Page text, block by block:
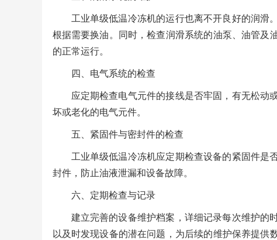
工业单级低温冷冻机的运行也离不开良好的润滑
根据需要换油。同时，检查润滑系统的油泵、油管及
的正常运行。
四、电气系统的检查
应定期检查电气元件的接线是否牢固，有无松动
坏或老化的电气元件。
五、紧固件与密封件的检查
工业单级低温冷冻机应定期检查设备的紧固件是
封件，防止油液泄漏和设备故障。
六、定期检查与记录
建立完善的设备维护档案，详细记录每次维护的
以及时发现设备的潜在问题，为后续的维护保养提供